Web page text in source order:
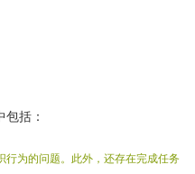
括：
为的问题。此外，还存在完成任务